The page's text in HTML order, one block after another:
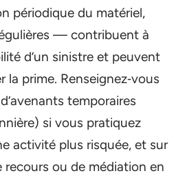
périodique du matériel,
— contribuent à
d’un sinistre et peuvent
la prime. Renseignez‑vous
temporaires
si vous pratiquez
activité plus risquée, et sur
recours ou de médiation en